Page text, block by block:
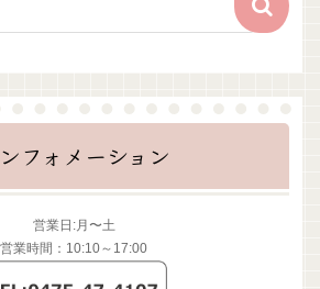
フォメーション
営業日:月〜土
営業時間：10:10～17:00